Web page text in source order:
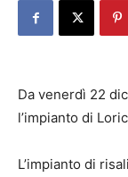
Da venerdì 22
l’impianto di
L’impianto di